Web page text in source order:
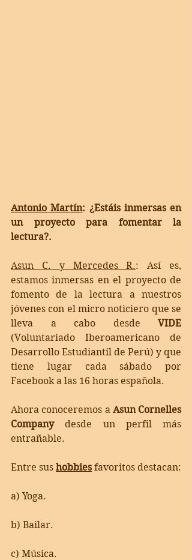
Antonio Martín: ¿Estáis inmersas en
un proyecto para fomentar la
lectura?.
Asun C. y Mercedes R.: Así es,
estamos inmersas en el proyecto de
fomento de la lectura a nuestros
jóvenes con el micro noticiero que se
lleva a cabo desde
(Voluntariado Iberoamericano de
Desarrollo Estudiantil de Perú) y que
tiene lugar cada sábado por
Facebook a las 16 horas española.
Ahora conoceremos a Asun Cornelles
Company desde un perfil más
entrañable.
Entre sus hobbies
a) Yoga.
b) Bailar.
c) Música.